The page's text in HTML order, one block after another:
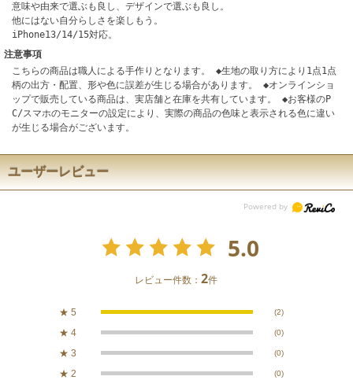
意味や由来で選ぶも良し、デザインで選ぶも良し。
他にはない自分らしさを楽しもう。
iPhone13/14/15対応。
注意事項
こちらの商品は職人による手作りとなります。 ◆生地の取り方により1点1点
柄の出方・配置、形や色に誤差が生じる場合があります。 ◆オンラインショ
ップで販売している商品は、実店舗と在庫を共有しています。 ◆お客様のP
C/スマホのモニターの設定により、実際の商品の色味と表示される色に違い
が生じる場合がございます。
ユーザーレビュー
5.0
レビュー件数：2件
★ 5 (2)
★ 4 (0)
★ 3 (0)
★ 2 (0)